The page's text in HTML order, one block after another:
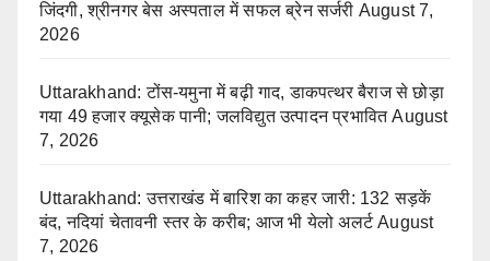
जिंदगी, श्रीनगर बेस अस्पताल में सफल ब्रेन सर्जरी August 7,
2026
Uttarakhand: टोंस-यमुना में बढ़ी गाद, डाकपत्थर बैराज से छोड़ा
गया 49 हजार क्यूसेक पानी; जलविद्युत उत्पादन प्रभावित August
7, 2026
Uttarakhand: उत्तराखंड में बारिश का कहर जारी: 132 सड़कें
बंद, नदियां चेतावनी स्तर के करीब; आज भी येलो अलर्ट August
7, 2026